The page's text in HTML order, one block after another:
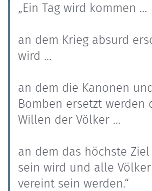
„Ein Tag wird kommen …
an dem Krieg absurd
wird …
an dem die Kanonen
Bomben ersetzt werden
Willen der Völker …
an dem das höchste
sein wird und alle
vereint sein